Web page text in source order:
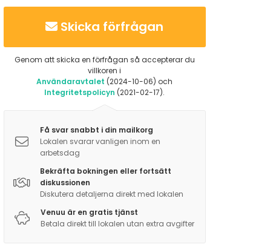
Skicka förfrågan
Genom att skicka en förfrågan så accepterar du
villkoren i
Användaravtalet (2024-10-06) och
Integritetspolicyn (2021-02-17).
Få svar snabbt i din mailkorg
Lokalen svarar vanligen inom en
arbetsdag
Bekräfta bokningen eller fortsätt
diskussionen
Diskutera detaljerna direkt med lokalen
Venuu är en gratis tjänst
Betala direkt till lokalen utan extra avgifter